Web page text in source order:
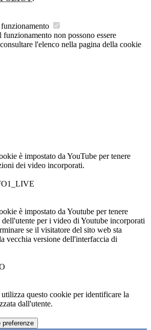
non possono essere
l'elenco nella pagina della cookie
è impostato da YouTube per tenere
dei video incorporati.
è impostato da Youtube per tenere
dell'utente per i video di Youtube incorporati
se il visitatore del sito web sta
vecchia versione dell'interfaccia di
questo cookie per identificare la
dall'utente.
preferenze